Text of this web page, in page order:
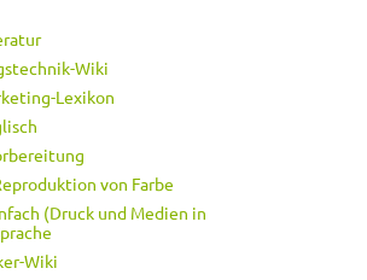
Wiki
Lexikon
von Farbe
(Druck und Medien in
Wiki